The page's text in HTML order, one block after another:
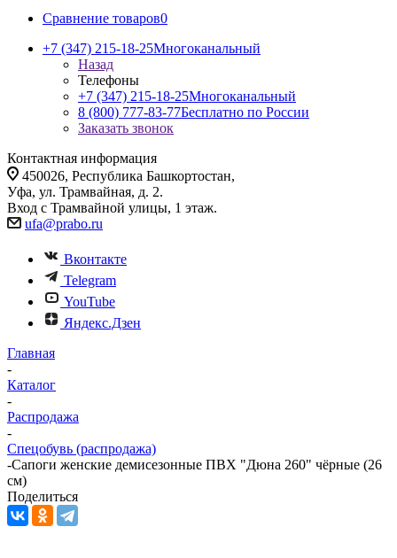
Сравнение товаров0
+7 (347) 215-18-25Многоканальный
Назад
Телефоны
+7 (347) 215-18-25Многоканальный
8 (800) 777-83-77Бесплатно по России
Заказать звонок
Контактная информация
450026, Республика Башкортостан,
Уфа, ул. Трамвайная, д. 2.
Вход с Трамвайной улицы, 1 этаж.
ufa@prabo.ru
Вконтакте
Telegram
YouTube
Яндекс.Дзен
Главная
-
Каталог
-
Распродажа
-
Спецобувь (распродажа)
-Сапоги женские демисезонные ПВХ "Дюна 260" чёрные (26
см)
Поделиться